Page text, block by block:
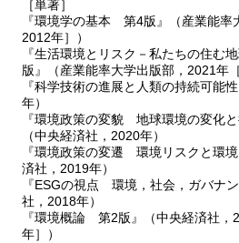
［単著］
『環境学の基本 第4版』（産業能率
2012年］）
『生活環境とリスク－私たちの住む
版』（産業能率大学出版部，2021年
『科学技術の進展と人類の持続可能
年）
『環境政策の変貌 地球環境の変化と
（中央経済社，2020年）
『環境政策の変遷 環境リスクと環
済社，2019年）
『ESGの視点 環境，社会，ガバナ
社，2018年）
『環境概論 第2版』（中央経済社，
年］）